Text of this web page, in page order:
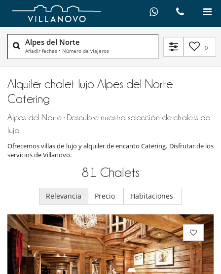
Alpes del Norte
Añadir fechas • Número de viajeros 0
Alquiler chalet lujo Alpes del Norte
Catering
Alpes del Norte : Descubre nuestra selección de chalets de
lujo.
Ofrecemos villas de lujo y alquiler de encanto Catering. Disfrutar de los
servicios de Villanovo.
81 Chalets
Relevancia Precio Habitaciones